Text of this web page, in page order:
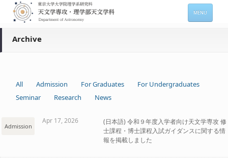
MENU
Admission
Contacts
Archive
All Admission For Graduates
For Undergraduates
Seminar
Research News
Admission
Apr 17, 2026
(日本語) 令和９年度入学者向け天文学専攻 修
士課程・博士課程入試ガイダンスに関する情
報を掲載しました